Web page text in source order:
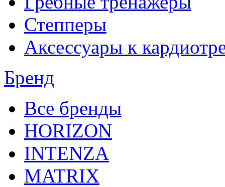
Степперы
Аксессуары к
Бренд
Все бренды
HORIZON
INTENZA
MATRIX